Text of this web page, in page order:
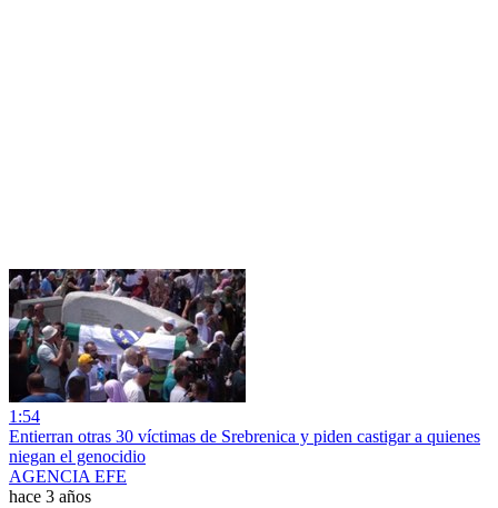
1:54
Entierran otras 30 víctimas de Srebrenica y piden castigar a quienes
niegan el genocidio
AGENCIA EFE
hace 3 años